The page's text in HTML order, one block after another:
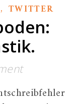
, TWITTER